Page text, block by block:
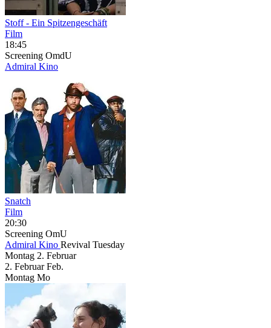
Stoff - Ein Spitzengeschäft
Film
18:45
Screening OmdU
Admiral Kino
Snatch
Film
20:30
Screening OmU
Admiral Kino Revival Tuesday
Montag 2. Februar
2. Februar Feb.
Montag Mo